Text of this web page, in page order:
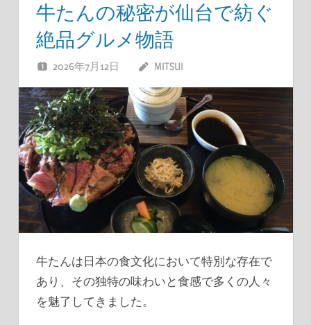
牛たんの秘密が仙台で紡ぐ
絶品グルメ物語
2026年7月12日 MITSUI
牛たんは日本の食文化において特別な存在で
あり、その独特の味わいと食感で多くの人々
を魅了してきました。